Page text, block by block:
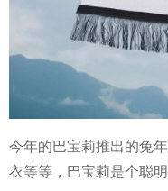
今年的巴宝莉推出的兔
衣等等，巴宝莉是个聪